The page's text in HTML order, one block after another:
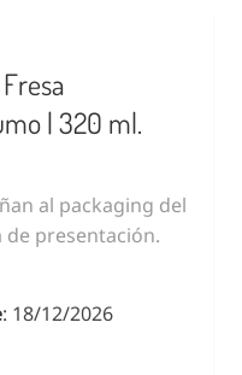
| 320 ml.
al packaging del
presentación.
: 18/12/2026